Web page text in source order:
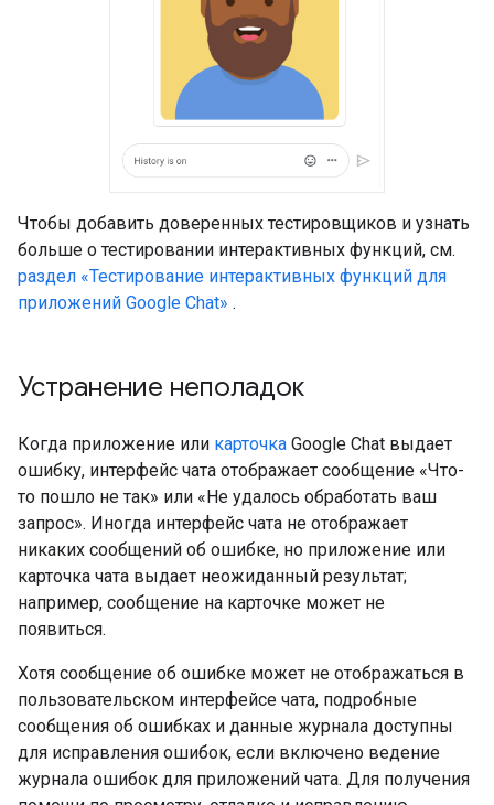
Чтобы добавить доверенных тестировщиков и узнать
больше о тестировании интерактивных функций, см.
раздел «Тестирование интерактивных функций для
приложений Google Chat» .
Устранение неполадок
Когда приложение или карточка Google Chat выдает
ошибку, интерфейс чата отображает сообщение «Что-
то пошло не так» или «Не удалось обработать ваш
запрос». Иногда интерфейс чата не отображает
никаких сообщений об ошибке, но приложение или
карточка чата выдает неожиданный результат;
например, сообщение на карточке может не
появиться.
Хотя сообщение об ошибке может не отображаться в
пользовательском интерфейсе чата, подробные
сообщения об ошибках и данные журнала доступны
для исправления ошибок, если включено ведение
журнала ошибок для приложений чата. Для получения